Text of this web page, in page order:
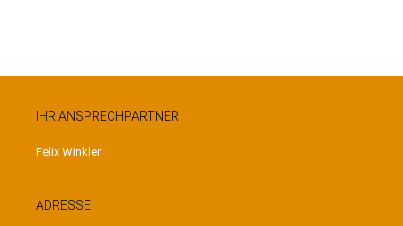
IHR ANSPRECHPARTNER
Felix Winkler
ADRESSE